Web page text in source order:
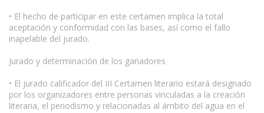
• El hecho de participar en este certamen implica la total
aceptación y conformidad con las bases, así como el fallo
inapelable del jurado.
Jurado y determinación de los ganadores
• El jurado calificador del III Certamen literario estará designado
por los organizadores entre personas vinculadas a la creación
literaria, el periodismo y relacionadas al ámbito del agua en el